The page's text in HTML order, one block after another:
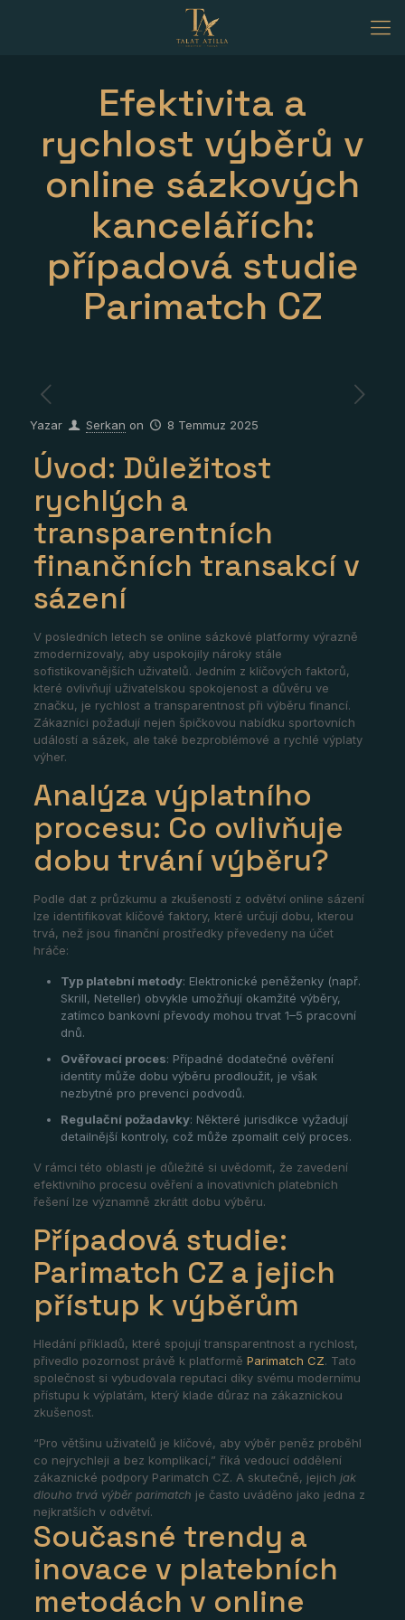
Efektivita a
rychlost výběrů v
online sázkových
kancelářích:
případová studie
Parimatch CZ
Yazar Serkan on 8 Temmuz 2025
Úvod: Důležitost
rychlých a
transparentních
finančních transakcí v
sázení
V posledních letech se online sázkové platformy výrazně
zmodernizovaly, aby uspokojily nároky stále
sofistikovanějších uživatelů. Jedním z klíčových faktorů,
které ovlivňují uživatelskou spokojenost a důvěru ve
značku, je rychlost a transparentnost při výběru financí.
Zákazníci požadují nejen špičkovou nabídku sportovních
událostí a sázek, ale také bezproblémové a rychlé výplaty
výher.
Analýza výplatního
procesu: Co ovlivňuje
dobu trvání výběru?
Podle dat z průzkumu a zkušeností z odvětví online sázení
lze identifikovat klíčové faktory, které určují dobu, kterou
trvá, než jsou finanční prostředky převedeny na účet
hráče:
Typ platební metody: Elektronické peněženky (např.
Skrill, Neteller) obvykle umožňují okamžité výběry,
zatímco bankovní převody mohou trvat 1–5 pracovní
dnů.
Ověřovací proces: Případné dodatečné ověření
identity může dobu výběru prodloužit, je však
nezbytné pro prevenci podvodů.
Regulační požadavky: Některé jurisdikce vyžadují
detailnější kontroly, což může zpomalit celý proces.
V rámci této oblasti je důležité si uvědomit, že zavedení
efektivního procesu ověření a inovativních platebních
řešení lze významně zkrátit dobu výběru.
Případová studie:
Parimatch CZ a jejich
přístup k výběrům
Hledání příkladů, které spojují transparentnost a rychlost,
přivedlo pozornost právě k platformě Parimatch CZ. Tato
společnost si vybudovala reputaci díky svému modernímu
přístupu k výplatám, který klade důraz na zákaznickou
zkušenost.
“Pro většinu uživatelů je klíčové, aby výběr peněz proběhl
co nejrychleji a bez komplikací,” říká vedoucí oddělení
zákaznické podpory Parimatch CZ. A skutečně, jejich jak
dlouho trvá výběr parimatch je často uváděno jako jedna z
nejkratších v odvětví.
Současné trendy a
inovace v platebních
metodách v online